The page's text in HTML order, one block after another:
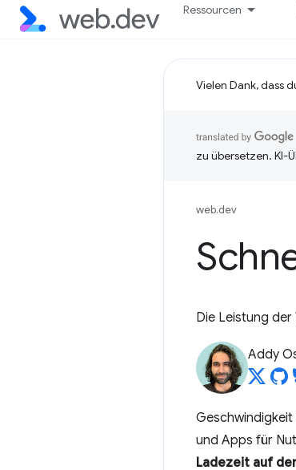
Ressourcen
Vielen Dank, dass
zu übersetzen. KI-
web.dev
Die Leistung
Addy
Geschwindigkeit
und Apps für
Ladezeit auf